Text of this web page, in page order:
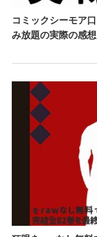
コミックシーモア
み放題の実際の感想